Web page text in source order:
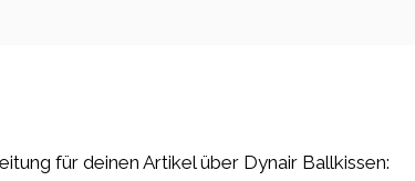
für deinen Artikel über Dynair Ballkissen: